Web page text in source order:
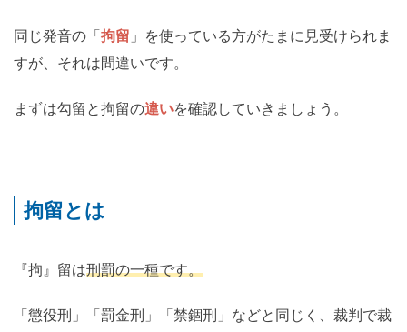
同じ発音の「 拘留 」を使っている方がたまに見受けられま
すが、それは間違いです。
まずは勾留と拘留の違いを確認していきましょう。
拘留とは
『拘』留は刑罰の一種です。
「懲役刑」「罰金刑」「禁錮刑」などと同じく、裁判で裁